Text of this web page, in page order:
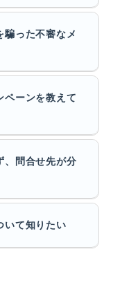
った不審なメ
ペーンを教えて
、問合せ先が分
いて知りたい